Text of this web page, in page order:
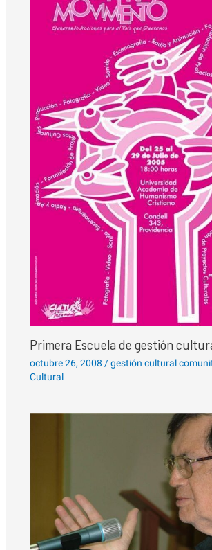
Primera Escuela de gestión
octubre 26, 2008 /gestión cultural
Cultural